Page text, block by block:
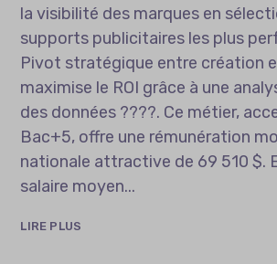
la visibilité des marques en
supports publicitaires les plus
Pivot stratégique entre création
maximise le ROI grâce à une
des données ????. Ce métier,
Bac+5, offre une rémunération
nationale attractive de 69 510 $.
salaire moyen...
LIRE PLUS